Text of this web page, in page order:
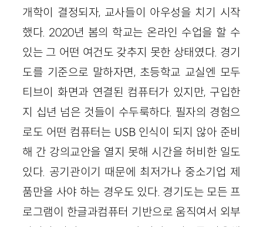
개학이 결정되자, 교사들이 아우성을 치기 시작
했다. 2020년 봄의 학교는 온라인 수업을 할 수
있는 그 어떤 여건도 갖추지 못한 상태였다. 경기
도를 기준으로 말하자면, 초등학교 교실엔 모두
티브이 화면과 연결된 컴퓨터가 있지만, 구입한
지 십년 넘은 것들이 수두룩하다. 필자의 경험으
로도 어떤 컴퓨터는 USB 인식이 되지 않아 준비
해 간 강의교안을 열지 못해 시간을 허비한 일도
있다. 공기관이기 때문에 최저가나 중소기업 제
품만을 사야 하는 경우도 있다. 경기도는 모든 프
로그램이 한글과컴퓨터 기반으로 움직여서 외부